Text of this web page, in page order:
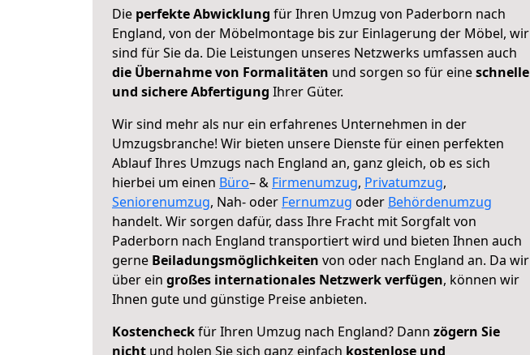
Die perfekte Abwicklung für Ihren Umzug von Paderborn nach
England, von der Möbelmontage bis zur Einlagerung der Möbel, wir
sind für Sie da. Die Leistungen unseres Netzwerks umfassen auch
die Übernahme von Formalitäten und sorgen so für eineschnelle
und sichere Abfertigung Ihrer Güter.
Wir sind mehr als nur ein erfahrenes Unternehmen in der
Umzugsbranche! Wir bieten unsere Dienste für einen perfekten
Ablauf Ihres Umzugs nach England an, ganz gleich, ob es sich
hierbei um einen Büro– & Firmenumzug, Privatumzug,
Seniorenumzug, Nah- oder Fernumzug oder Behördenumzug
handelt. Wir sorgen dafür, dass Ihre Fracht mit Sorgfalt von
Paderborn nach England transportiert wird und bieten Ihnen auch
gerne Beiladungsmöglichkeiten von oder nach England an. Da wir
über ein großes internationales Netzwerk verfügen, können wir
Ihnen gute und günstige Preise anbieten.
Kostencheckfür Ihren Umzug nach England? Dann zögern Sie
nicht und holen Sie sich ganz einfach kostenlose und